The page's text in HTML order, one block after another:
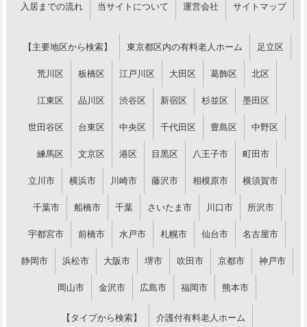
入居までの流れ 当サイトについて 運営会社 サイトマップ
【主要地区から検索】 東京都区内の有料老人ホーム 足立区
荒川区 板橋区 江戸川区 大田区 葛飾区 北区
江東区 品川区 渋谷区 新宿区 杉並区 墨田区
世田谷区 台東区 中央区 千代田区 豊島区 中野区
練馬区 文京区 港区 目黒区 八王子市 町田市
立川市 横浜市 川崎市 藤沢市 相模原市 横須賀市
千葉市 船橋市 千葉 さいたま市 川口市 所沢市
宇都宮市 前橋市 水戸市 札幌市 仙台市 名古屋市
静岡市 浜松市 大阪市 堺市 吹田市 京都市 神戸市
岡山市 金沢市 広島市 福岡市 熊本市
【タイプから検索】 介護付有料老人ホーム